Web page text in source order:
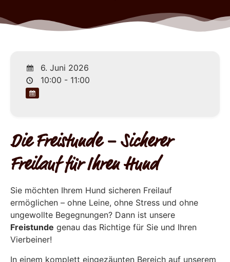
6. Juni 2026
10:00 - 11:00
Die Freistunde – Sicherer
Freilauf für Ihren Hund
Sie möchten Ihrem Hund sicheren Freilauf
ermöglichen – ohne Leine, ohne Stress und ohne
ungewollte Begegnungen? Dann ist unsere
Freistunde genau das Richtige für Sie und Ihren
Vierbeiner!
In einem komplett eingezäunten Bereich auf unserem